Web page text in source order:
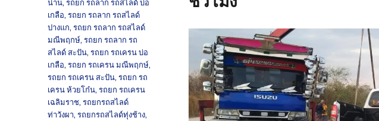
น่าน,รถยก รถลาก รถสไลด์ บ่อ
เกลือ,รถยก รถลาก รถสไลด์
ปางแก,รถยก รถลาก รถสไลด์
มณีพฤกษ์,รถยก รถลาก รถ
สไลด์ สะปัน,รถยก รถเครน บ่อ
เกลือ,รถยก รถเครน มณีพฤกษ์,
รถยก รถเครน สะปัน,รถยก รถ
เครน ห้วยโก๋น,รถยก รถเครน
เฉลิมราช,รถยกรถสไลด์
ท่าวังผา,รถยกรถสไลด์ทุ่งช้าง,